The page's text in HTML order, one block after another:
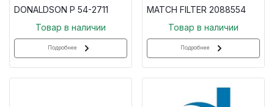
DONALDSON P 54-2711
Товар в наличии
Подробнее
MATCH FILTER 2088554
Товар в наличии
Подробнее